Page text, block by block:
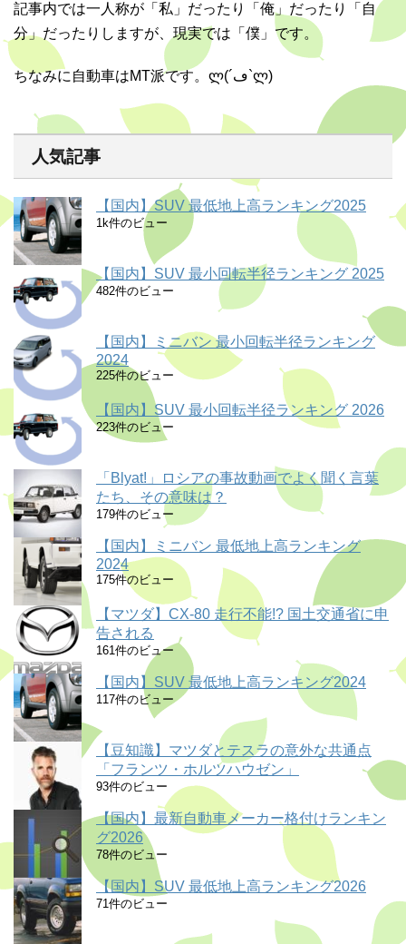
記事内では一人称が「私」だったり「俺」だったり「自
分」だったりしますが、現実では「僕」です。
ちなみに自動車はMT派です。ლ(´ڡ`ლ)
人気記事
【国内】SUV 最低地上高ランキング2025
1k件のビュー
【国内】SUV 最小回転半径ランキング 2025
482件のビュー
【国内】ミニバン 最小回転半径ランキング
2024
225件のビュー
【国内】SUV 最小回転半径ランキング 2026
223件のビュー
「Blyat!」ロシアの事故動画でよく聞く言葉
たち、その意味は？
179件のビュー
【国内】ミニバン 最低地上高ランキング
2024
175件のビュー
【マツダ】CX-80 走行不能!? 国土交通省に申
告される
161件のビュー
【国内】SUV 最低地上高ランキング2024
117件のビュー
【豆知識】マツダとテスラの意外な共通点
「フランツ・ホルツハウゼン」
93件のビュー
【国内】最新自動車メーカー格付けランキン
グ2026
78件のビュー
【国内】SUV 最低地上高ランキング2026
71件のビュー